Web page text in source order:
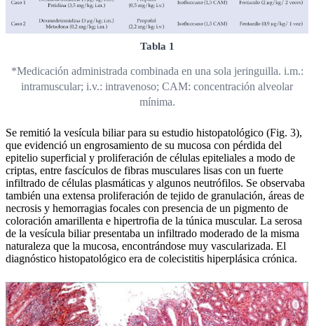
Tabla 1
*Medicación administrada combinada en una sola jeringuilla. i.m.:
intramuscular; i.v.: intravenoso; CAM: concentración alveolar
mínima.
Se remitió la vesícula biliar para su estudio histopatológico (Fig. 3),
que evidenció un engrosamiento de su mucosa con pérdida del
epitelio superficial y proliferación de células epiteliales a modo de
criptas, entre fascículos de fibras musculares lisas con un fuerte
infiltrado de células plasmáticas y algunos neutrófilos. Se observaba
también una extensa proliferación de tejido de granulación, áreas de
necrosis y hemorragias focales con presencia de un pigmento de
coloración amarillenta e hipertrofia de la túnica muscular. La serosa
de la vesícula biliar presentaba un infiltrado moderado de la misma
naturaleza que la mucosa, encontrándose muy vascularizada. El
diagnóstico histopatológico era de colecistitis hiperplásica crónica.